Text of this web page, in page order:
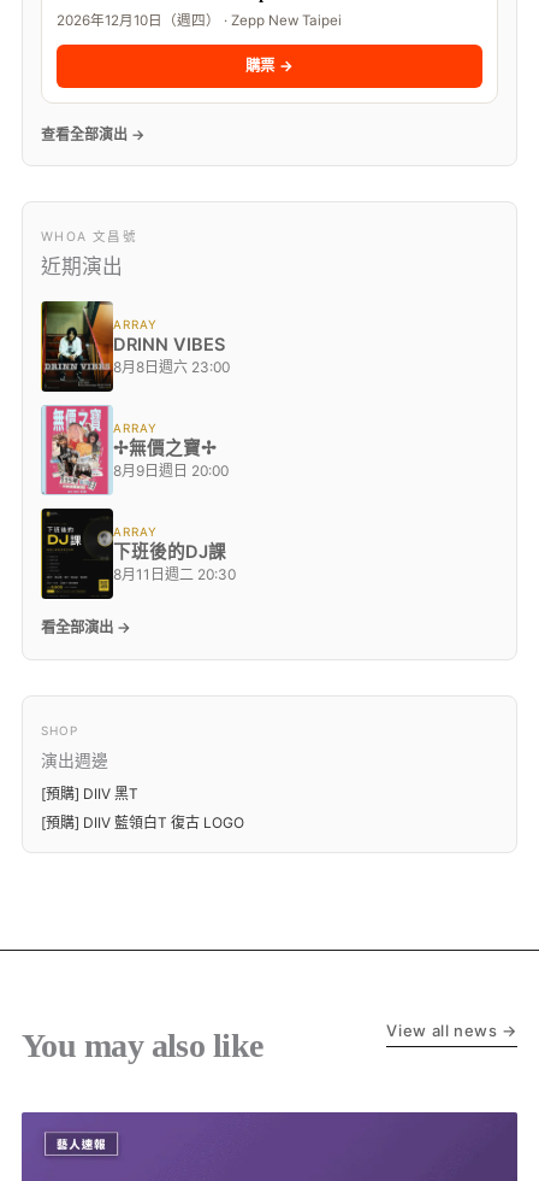
2026年12月10日（週四） · Zepp New Taipei
購票 →
查看全部演出 →
WHOA 文昌號
近期演出
ARRAY
DRINN VIBES
8月8日週六 23:00
ARRAY
✢無價之寶✢
8月9日週日 20:00
ARRAY
下班後的DJ課
8月11日週二 20:30
看全部演出 →
SHOP
演出週邊
[預購] DIIV 黑T
[預購] DIIV 藍領白T 復古 LOGO
You may also like View all news →